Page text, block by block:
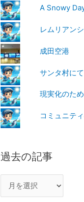
A Snowy
レムリアン
成田空港
サンタ村にて
現実化のた
コミュニテ
過去の記事